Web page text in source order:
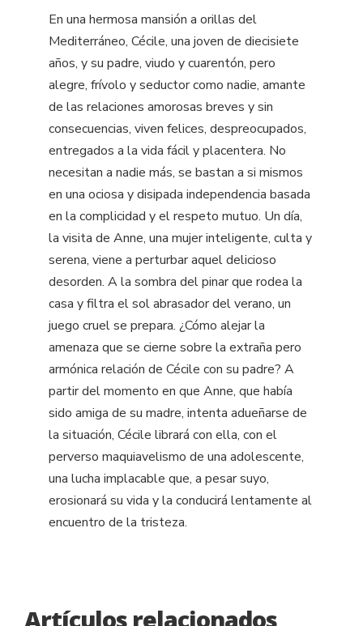
En una hermosa mansión a orillas del
Mediterráneo, Cécile, una joven de diecisiete
años, y su padre, viudo y cuarentón, pero
alegre, frívolo y seductor como nadie, amante
de las relaciones amorosas breves y sin
consecuencias, viven felices, despreocupados,
entregados a la vida fácil y placentera. No
necesitan a nadie más, se bastan a si mismos
en una ociosa y disipada independencia basada
en la complicidad y el respeto mutuo. Un día,
la visita de Anne, una mujer inteligente, culta y
serena, viene a perturbar aquel delicioso
desorden. A la sombra del pinar que rodea la
casa y filtra el sol abrasador del verano, un
juego cruel se prepara. ¿Cómo alejar la
amenaza que se cierne sobre la extraña pero
armónica relación de Cécile con su padre? A
partir del momento en que Anne, que había
sido amiga de su madre, intenta adueñarse de
la situación, Cécile librará con ella, con el
perverso maquiavelismo de una adolescente,
una lucha implacable que, a pesar suyo,
erosionará su vida y la conducirá lentamente al
encuentro de la tristeza.
Artículos relacionados